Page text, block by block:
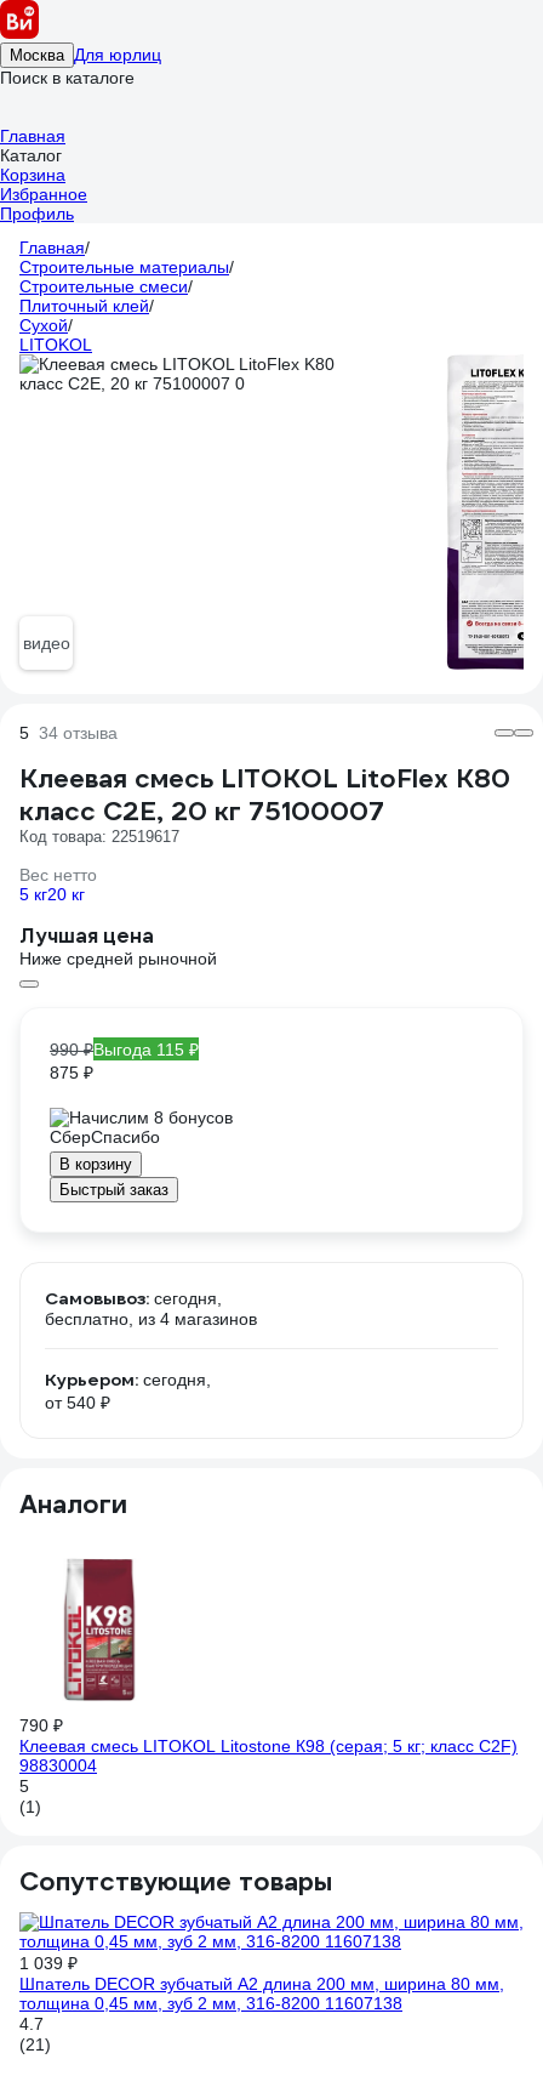
Москва Для юрлиц
Поиск в каталоге
Главная
Каталог
Корзина
Избранное
Профиль
Главная/
Строительные материалы/
Строительные смеси/
Плиточный клей/
Сухой/
LITOKOL
видео
5 34 отзыва
Клеевая смесь LITOKOL LitoFlex K80
класс C2E, 20 кг 75100007
Код товара: 22519617
Вес нетто
5 кг20 кг
Лучшая цена
Ниже средней рыночной
990 ₽Выгода 115 ₽
875 ₽
Начислим 8 бонусов
В корзину
Быстрый заказ
Самовывоз: сегодня,
бесплатно , из 4 магазинов
Курьером: сегодня,
от 540 ₽
Аналоги
790 ₽
Клеевая смесь LITOKOL Litostone К98 (серая; 5 кг; класс C2F)
98830004
5
(1)
Сопутствующие товары
1 039 ₽
Шпатель DECOR зубчатый А2 длина 200 мм, ширина 80 мм,
толщина 0,45 мм, зуб 2 мм, 316-8200 11607138
4.7
(21)